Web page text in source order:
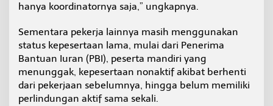
T
e
r
f
t
hanya koordinatornya saja,” ungkapnya.
Sementara pekerja lainnya masih menggunakan
status kepesertaan lama, mulai dari Penerima
Bantuan Iuran (PBI), peserta mandiri yang
menunggak, kepesertaan nonaktif akibat berhenti
dari pekerjaan sebelumnya, hingga belum memiliki
perlindungan aktif sama sekali.